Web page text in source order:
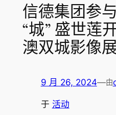
信德集团参
“城” 盛世莲
澳双城影像展
9 月 26, 2024—由
于 活动